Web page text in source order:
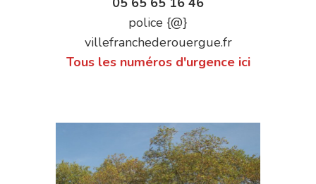
police {@}
villefranchederouergue.fr
Tous les numéros d'urgence ici